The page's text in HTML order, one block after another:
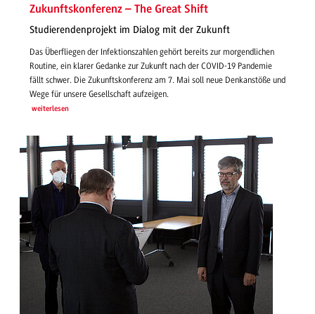
Zukunftskonferenz – The Great Shift
Studierendenprojekt im Dialog mit der Zukunft
Das Überfliegen der Infektionszahlen gehört bereits zur morgendlichen
Routine, ein klarer Gedanke zur Zukunft nach der COVID-19 Pandemie
fällt schwer. Die Zukunftskonferenz am 7. Mai soll neue Denkanstöße und
Wege für unsere Gesellschaft aufzeigen.
weiterlesen